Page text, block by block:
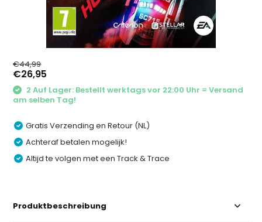
€44,99
€26,95
2 Auf Lager: Bestellt werktags vor 22:00 Uhr = Versand
am selben Tag!
Gratis Verzending en Retour (NL)
Achteraf betalen mogelijk!
Altijd te volgen met een Track & Trace
Produktbeschreibung